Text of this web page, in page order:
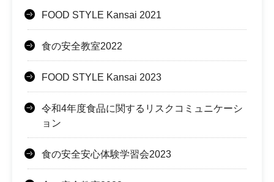
FOOD STYLE Kansai 2021
食の安全教室2022
FOOD STYLE Kansai 2023
令和4年度食品に関するリスクコミュニケーシ
ョン
食の安全安心体験学習会2023